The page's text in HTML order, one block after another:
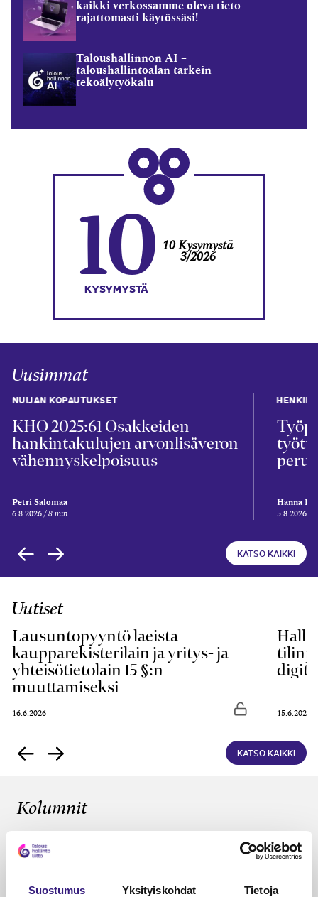
Suostumus Yksityiskohdat Tietoja
kaikki verkossamme oleva tieto
rajattomasti käytössäsi!
Taloushallinnon AI –
taloushallintoalan tärkein
tekoälytyökalu
10
KYSYMYSTÄ
10 Kysymystä
3/2026
Uusimmat
KATSO KAIKKI
NUIJAN KOPAUTUKSET
KHO 2025:61 Osakkeiden
hankintakulujen arvonlisäveron
vähennyskelpoisuus
Petri Salomaa
6.8.2026 8 min
Hanna
5.8.2026
Uutiset
KATSO KAIKKI
Lausuntopyyntö laeista
kaupparekisterilain ja yritys- ja
yhteisötietolain 15 §:n
muuttamiseksi
16.6.2026
Vapaasti
15.6.2026
Kolumnit
KÄDET SAVESSA
Tilitoimistot omistajanvaihdosten
ytimessä